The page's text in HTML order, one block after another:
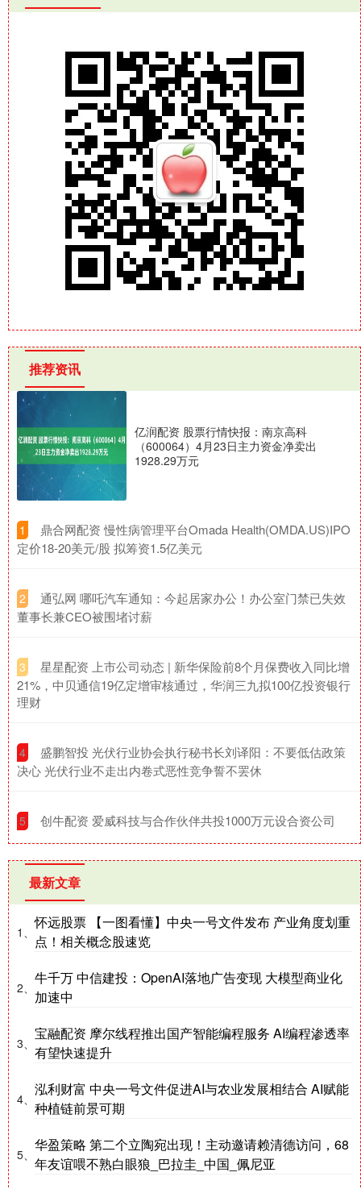
推荐资讯
亿润配资 股票行情快报：南京高科
（600064）4月23日主力资金净卖出
1928.29万元
1
​鼎合网配资 慢性病管理平台Omada Health(OMDA.US)IPO
定价18-20美元/股 拟筹资1.5亿美元
2
​通弘网 哪吒汽车通知：今起居家办公！办公室门禁已失效
董事长兼CEO被围堵讨薪
3
​星星配资 上市公司动态 | 新华保险前8个月保费收入同比增
21%，中贝通信19亿定增审核通过，华润三九拟100亿投资银行
理财
4
​盛鹏智投 光伏行业协会执行秘书长刘译阳：不要低估政策
决心 光伏行业不走出内卷式恶性竞争誓不罢休
5 ​创牛配资 爱威科技与合作伙伴共投1000万元设合资公司
最新文章
1、
怀远股票 【一图看懂】中央一号文件发布 产业角度划重
点！相关概念股速览
2、
牛千万 中信建投：OpenAI落地广告变现 大模型商业化
加速中
3、
宝融配资 摩尔线程推出国产智能编程服务 AI编程渗透率
有望快速提升
4、
泓利财富 中央一号文件促进AI与农业发展相结合 AI赋能
种植链前景可期
5、
华盈策略 第二个立陶宛出现！主动邀请赖清德访问，68
年友谊喂不熟白眼狼_巴拉圭_中国_佩尼亚